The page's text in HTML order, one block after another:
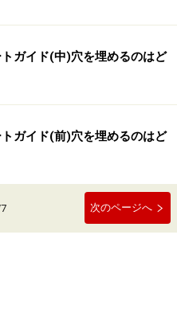
ガイド(中)穴を埋めるのはど
ガイド(前)穴を埋めるのはど
7 次のページへ